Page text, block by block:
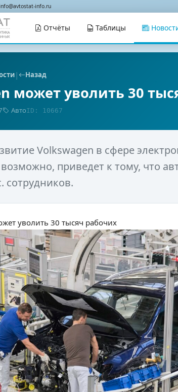
info.ru
Отчёты Таблицы
| Назад
может уволить 30
АвтоID: 10667
Volkswagen в сфере
приведет к тому, что
сотрудников.
уволить 30 тысяч рабочих